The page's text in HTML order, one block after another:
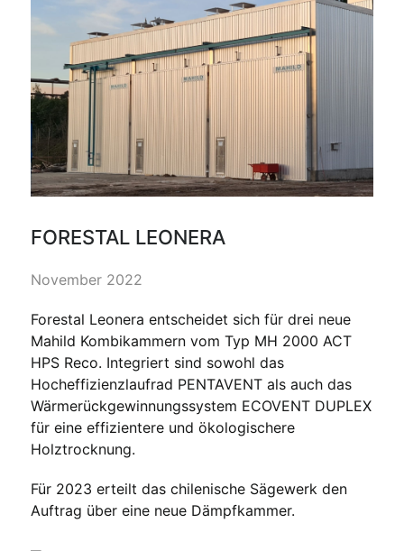
FORESTAL LEONERA
November 2022
Forestal Leonera entscheidet sich für drei neue
Mahild Kombikammern vom Typ MH 2000 ACT
HPS Reco. Integriert sind sowohl das
Hocheffizienzlaufrad PENTAVENT als auch das
Wärmerückgewinnungssystem ECOVENT DUPLEX
für eine effizientere und ökologischere
Holztrocknung.
Für 2023 erteilt das chilenische Sägewerk den
Auftrag über eine neue Dämpfkammer.